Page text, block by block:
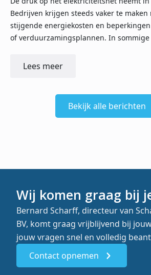
Bedrijven krijgen steeds vaker te
stijgende energiekosten en
of verduurzamingsplannen. In sommige
Lees meer
Bekijk alle berichten
Wij komen graag bij
Bernard Scharff, directeur van
BV, komt graag vrijblijvend bij
jouw vragen snel en volledig
Contact opnemen